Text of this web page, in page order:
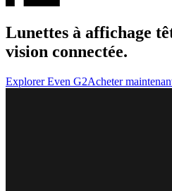
Lunettes à affichage
vision connectée.
Explorer Even G2Acheter